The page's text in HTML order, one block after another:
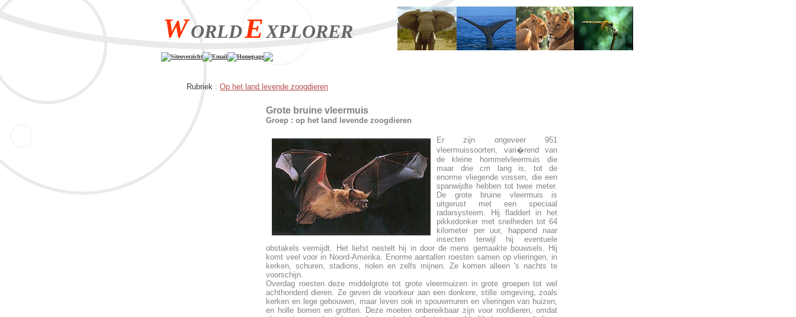
WORLDEXPLORER
Siteoverzicht Email Homepage
Rubriek : Op het land levende zoogdieren
Grote bruine vleermuis
Groep : op het land levende zoogdieren
Er zijn ongeveer 951
vleermuissoorten, vari�rend van
de kleine hommelvleermuis die
maar drie cm lang is, tot de
enorme vliegende vossen, die een
spanwijdte hebben tot twee meter.
De grote bruine vleermuis is
uitgerust met een speciaal
radarsysteem. Hij fladdert in het
pikkedonker met snelheden tot 64
kilometer per uur, happend naar
insecten terwijl hij eventuele
obstakels vermijdt. Het liefst nestelt hij in door de mens gemaakte bouwsels. Hij
komt veel voor in Noord-Amerika. Enorme aantallen roesten samen op vlieringen, in
kerken, schuren, stadions, riolen en zelfs mijnen. Ze komen alleen 's nachts te
voorschijn.
Overdag roesten deze middelgrote tot grote vleermuizen in grote groepen tot wel
achthonderd dieren. Ze geven de voorkeur aan een donkere, stille omgeving, zoals
kerken en lege gebouwen, maar leven ook in spouwmuren en vlieringen van huizen,
en holle bomen en grotten. Deze moeten onbereikbaar zijn voor roofdieren, omdat